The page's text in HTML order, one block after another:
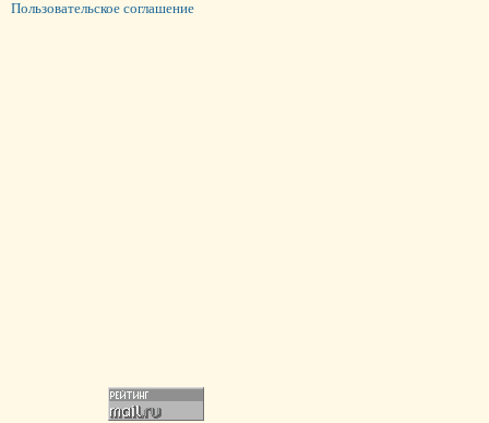
Пользовательское соглашение